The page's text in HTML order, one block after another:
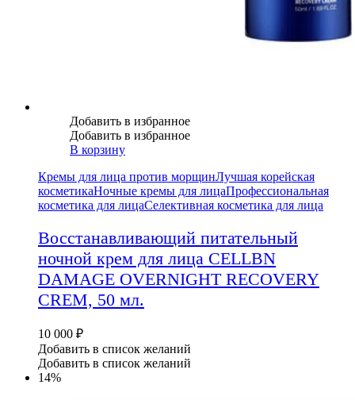
Добавить в избранное
Добавить в избранное
В корзину
Кремы для лица против морщинЛучшая корейская
косметикаНочные кремы для лицаПрофессиональная
косметика для лицаСелективная косметика для лица
Восстанавливающий питательный
ночной крем для лица CELLBN
DAMAGE OVERNIGHT RECOVERY
CREM, 50 мл.
10 000 ₽
Добавить в список желаний
Добавить в список желаний
14%